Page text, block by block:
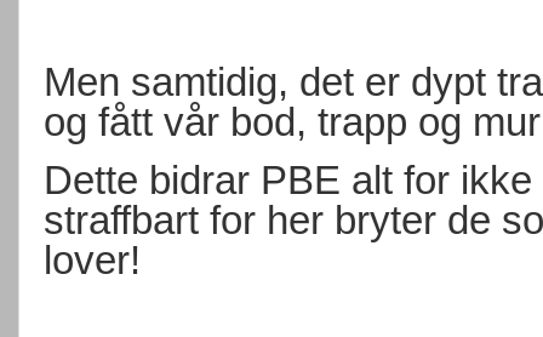
Men samtidig, det er dypt
og fått vår bod, trapp og
Dette bidrar PBE alt for
straffbart for her bryter de
lover!